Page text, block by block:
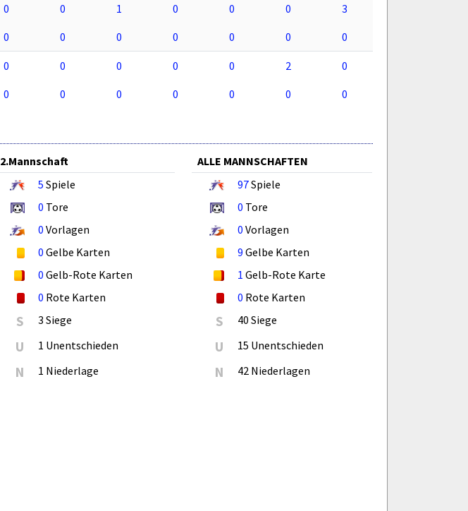
0 0 1 0 0 0
3
0 0 0 0 0 0 0
0 0 0 0 0 2
0
0 0 0 0 0 0 0
2.Mannschaft
5 Spiele
0 Tore
0 Vorlagen
0 Gelbe Karten
0 Gelb-Rote Karten
0 Rote Karten
S 3 Siege
U 1 Unentschieden
N 1 Niederlage
ALLE MANNSCHAFTEN
97Spiele
0 Tore
0 Vorlagen
9 Gelbe Karten
1 Gelb-Rote Karte
0 Rote Karten
S 40 Siege
U 15 Unentschieden
N 42 Niederlagen